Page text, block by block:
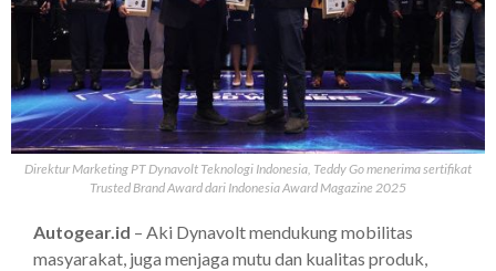
Direktur Marketing PT Dynavolt Teknologi Indonesia, Teddy Go menerima sertifikat
Trusted Brand Award dari Indonesia Award Magazine 2025
Autogear.id – Aki Dynavolt mendukung mobilitas
masyarakat, juga menjaga mutu dan kualitas produk,